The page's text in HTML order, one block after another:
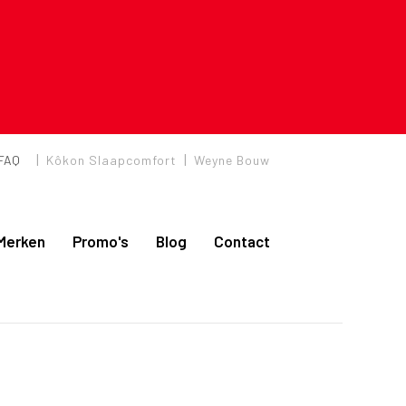
| Kôkon Slaapcomfort | Weyne Bouw
Promo's Blog Contact